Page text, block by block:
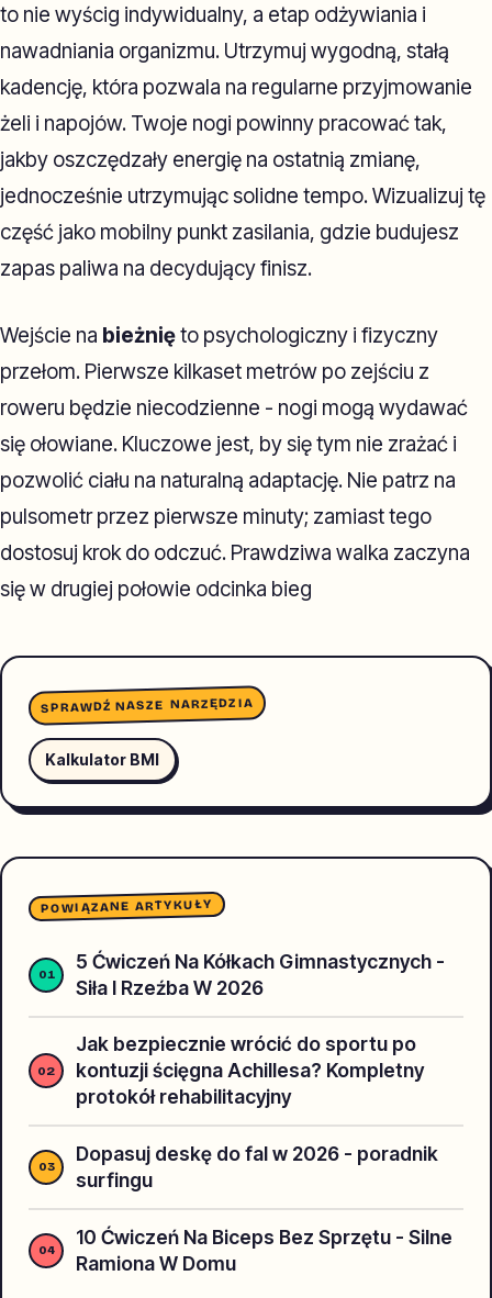
to nie wyścig indywidualny, a etap odżywiania i
nawadniania organizmu. Utrzymuj wygodną, stałą
kadencję, która pozwala na regularne przyjmowanie
żeli i napojów. Twoje nogi powinny pracować tak,
jakby oszczędzały energię na ostatnią zmianę,
jednocześnie utrzymując solidne tempo. Wizualizuj tę
część jako mobilny punkt zasilania, gdzie budujesz
zapas paliwa na decydujący finisz.
Wejście na bieżnięto psychologiczny i fizyczny
przełom. Pierwsze kilkaset metrów po zejściu z
roweru będzie niecodzienne - nogi mogą wydawać
się ołowiane. Kluczowe jest, by się tym nie zrażać i
pozwolić ciału na naturalną adaptację. Nie patrz na
pulsometr przez pierwsze minuty; zamiast tego
dostosuj krok do odczuć. Prawdziwa walka zaczyna
się w drugiej połowie odcinka bieg
SPRAWDŹ NASZE NARZĘDZIA
Kalkulator BMI
POWIĄZANE ARTYKUŁY
5 Ćwiczeń Na Kółkach Gimnastycznych -
Siła I Rzeźba W 2026
Jak bezpiecznie wrócić do sportu po
kontuzji ścięgna Achillesa? Kompletny
protokół rehabilitacyjny
Dopasuj deskę do fal w 2026 - poradnik
surfingu
10 Ćwiczeń Na Biceps Bez Sprzętu - Silne
Ramiona W Domu